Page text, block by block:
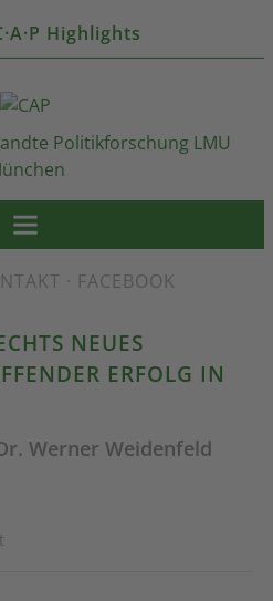
Highlights
· FACEBOOK
NEUES
ERFOLG IN
Werner Weidenfeld